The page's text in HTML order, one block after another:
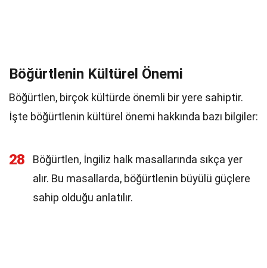
Böğürtlenin Kültürel Önemi
Böğürtlen, birçok kültürde önemli bir yere sahiptir.
İşte böğürtlenin kültürel önemi hakkında bazı bilgiler:
28
Böğürtlen, İngiliz halk masallarında sıkça yer
alır. Bu masallarda, böğürtlenin büyülü güçlere
sahip olduğu anlatılır.